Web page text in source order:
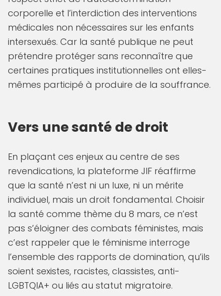
corporelle et l’interdiction des interventions
médicales non nécessaires sur les enfants
intersexués. Car la santé publique ne peut
prétendre protéger sans reconnaître que
certaines pratiques institutionnelles ont elles-
mêmes participé à produire de la souffrance.
Vers une santé de droit
En plaçant ces enjeux au centre de ses
revendications, la plateforme JIF réaffirme
que la santé n’est ni un luxe, ni un mérite
individuel, mais un droit fondamental. Choisir
la santé comme thème du 8 mars, ce n’est
pas s’éloigner des combats féministes, mais
c’est rappeler que le féminisme interroge
l’ensemble des rapports de domination, qu’ils
soient sexistes, racistes, classistes, anti-
LGBTQIA+ ou liés au statut migratoire.